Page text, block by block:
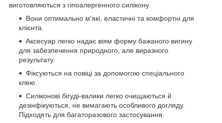
виготовляються з гіпоалергенного силікону.
Вони оптимально м'які, еластичні та комфортні для
клієнта.
Аксесуар легко надає віям форму бажаного вигину
для забезпечення природного, але виразного
результату.
Фіксуються на повіці за допомогою спеціального
клею.
Силіконові бігуді-валики легко очищаються й
дезінфікуються, не вимагають особливого догляду.
Підходять для багаторазового застосування.